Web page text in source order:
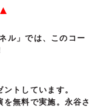
ル」では、このコー
トしています。
無料で実施。永谷さ